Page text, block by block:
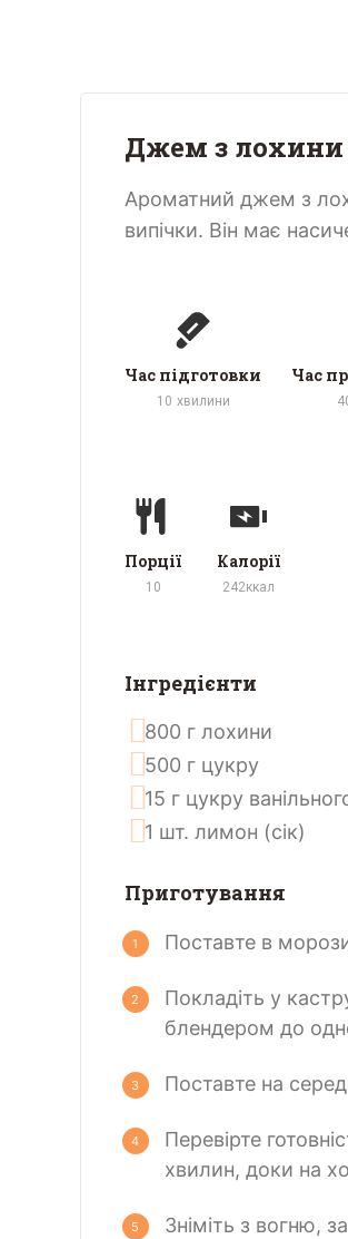
Джем з лохини
Ароматний джем з
випічки. Він має
Час підготовки
10 хвилини
Час
Порції
10
Калорії
242ккал
Інгредієнти
800 г лохини
500 г цукру
15 г цукру
1 шт. лимон (сік)
Приготування
Поставте в
Покладіть у
блендером до
Поставте на
Перевірте
хвилин, доки на
Зніміть з вогню,